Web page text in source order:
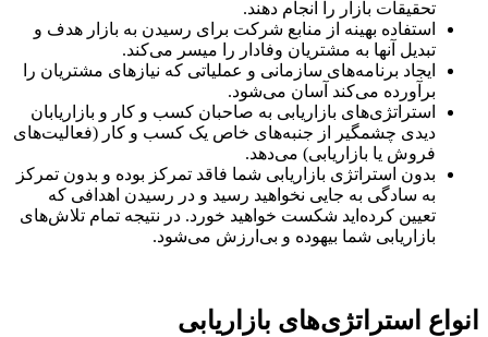
تحقیقات بازار را انجام دهند.
استفاده بهینه از منابع شرکت برای رسیدن به بازار هدف و
تبدیل آنها به مشتریان وفادار را میسر می‌کند.
ایجاد برنامه‌های سازمانی و عملیاتی که نیازهای مشتریان را
برآورده می‌کند آسان می‌شود.
استراتژی‌های بازاریابی به صاحبان کسب و کار و بازاریابان
دیدی چشمگیر از جنبه‌های خاص یک کسب و کار (فعالیت‌های
فروش یا بازاریابی) می‌دهد.
بدون استراتژی بازاریابی شما فاقد تمرکز بوده و بدون تمرکز
به سادگی به جایی نخواهید رسید و در رسیدن اهدافی که
تعیین کرده‌اید شکست خواهید خورد. در نتیجه تمام تلاش‌های
بازاریابی شما بیهوده و بی‌ارزش می‌شود.
انواع استراتژی‌های بازاریابی